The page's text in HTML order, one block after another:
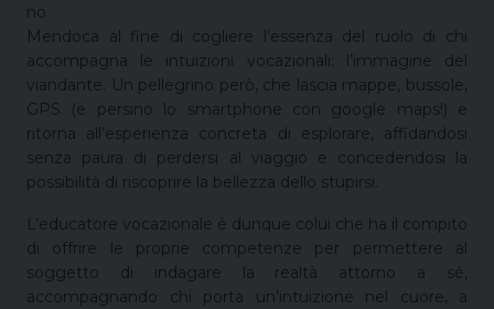
no
Mendoca al fine di cogliere l’essenza del ruolo di chi
accompagna le intuizioni vocazionali: l’immagine del
viandante. Un pellegrino però, che lascia mappe, bussole,
GPS (e persino lo smartphone con google maps!) e
ritorna all’esperienza concreta di esplorare, affidandosi
senza paura di perdersi al viaggio e concedendosi la
possibilità di riscoprire la bellezza dello stupirsi.
L’educatore vocazionale è dunque colui che ha il compito
di offrire le proprie competenze per permettere al
soggetto di indagare la realtà attorno a sé,
accompagnando chi porta un’intuizione nel cuore, a